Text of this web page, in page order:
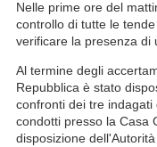
Nelle prime ore del
controllo di tutte le
verificare la presenza di
Al termine degli
Repubblica è stato
confronti dei tre
condotti presso la Casa
disposizione